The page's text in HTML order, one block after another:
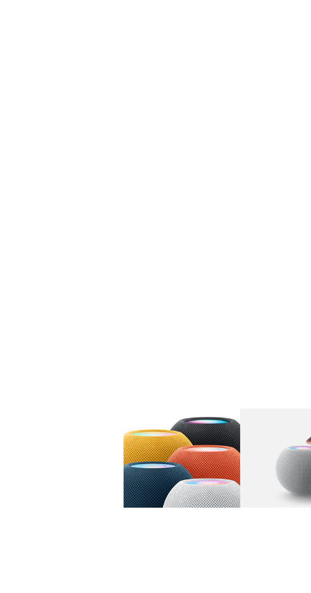
图库 图像 1